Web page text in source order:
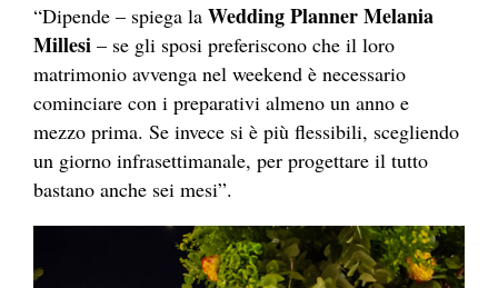
“Dipende – spiega la Wedding Planner Melania
Millesi – se gli sposi preferiscono che il loro
matrimonio avvenga nel weekend è necessario
cominciare con i preparativi almeno un anno e
mezzo prima. Se invece si è più flessibili, scegliendo
un giorno infrasettimanale, per progettare il tutto
bastano anche sei mesi”.